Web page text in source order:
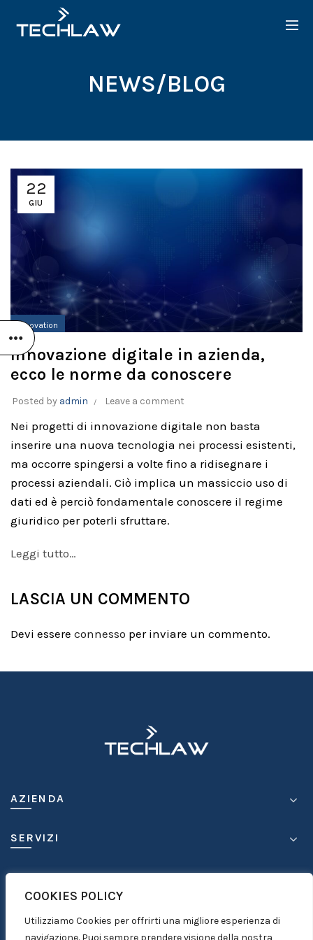
COOKIES POLICY
Utilizziamo Cookies per offrirti una migliore esperienza di
navigazione. Puoi sempre prendere visione della nostra
NEWS/BLOG
22
GIU
Innovation
Innovazione digitale in azienda,
ecco le norme da conoscere
Posted by admin Leave a comment
Nei progetti di innovazione digitale non basta
inserire una nuova tecnologia nei processi esistenti,
ma occorre spingersi a volte fino a ridisegnare i
processi aziendali. Ciò implica un massiccio uso di
dati ed è perciò fondamentale conoscere il regime
giuridico per poterli sfruttare.
Leggi tutto…
LASCIA UN COMMENTO
Devi essere connesso per inviare un commento.
AZIENDA
SERVIZI
COMPETENZE
MEDIA